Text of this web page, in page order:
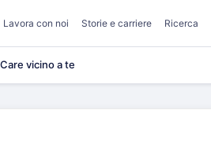
Lavora con noi Storie e carriere Ricerca
vicino a te